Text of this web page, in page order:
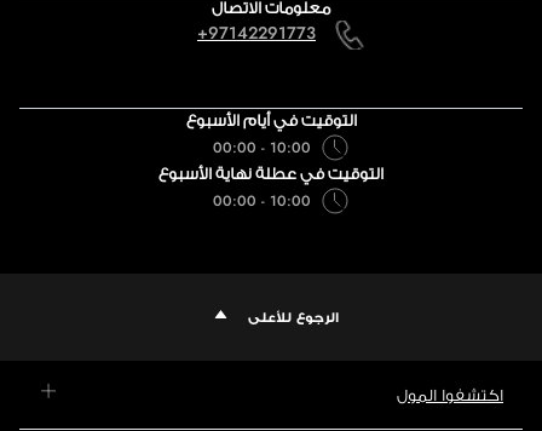
معلومات الاتصال
+97142291773
التوقيت في أيام الأسبوع
10:00 - 00:00
التوقيت في عطلة نهاية الأسبوع
10:00 - 00:00
الرجوع للأعلى
اكتشفوا المول